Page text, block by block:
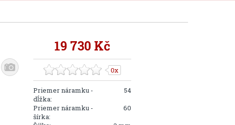
19 730 Kč
0x
Priemer náramku -
dĺžka:
54
Priemer náramku -
šírka:
60